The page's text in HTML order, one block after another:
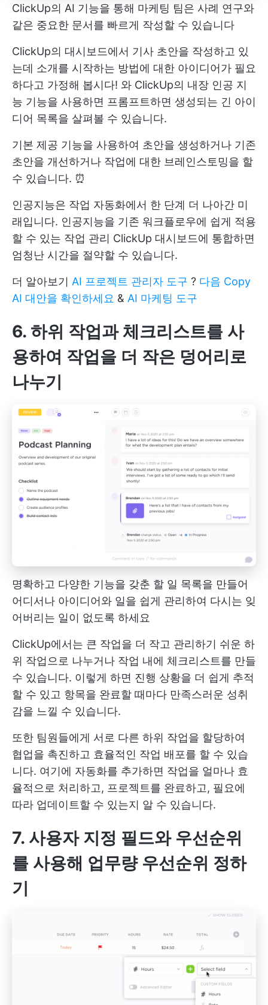
ClickUp의 AI 기능을 통해 마케팅 팀은 사례 연구와
같은 중요한 문서를 빠르게 작성할 수 있습니다
ClickUp의 대시보드에서 기사 초안을 작성하고 있
는데 소개를 시작하는 방법에 대한 아이디어가 필요
하다고 가정해 봅시다! 와 ClickUp의 내장 인공 지
능 기능을 사용하면 프롬프트하면 생성되는 긴 아이
디어 목록을 살펴볼 수 있습니다.
기본 제공 기능을 사용하여 초안을 생성하거나 기존
초안을 개선하거나 작업에 대한 브레인스토밍을 할
수 있습니다. ⏰
인공지능은 작업 자동화에서 한 단계 더 나아간 미
래입니다. 인공지능을 기존 워크플로우에 쉽게 적용
할 수 있는 작업 관리 ClickUp 대시보드에 통합하면
엄청난 시간을 절약할 수 있습니다.
더 알아보기 AI 프로젝트 관리자 도구 ? 다음 Copy
AI 대안을 확인하세요 & AI 마케팅 도구
6. 하위 작업과 체크리스트를 사
용하여 작업을 더 작은 덩어리로
나누기
명확하고 다양한 기능을 갖춘 할 일 목록을 만들어
어디서나 아이디어와 일을 쉽게 관리하여 다시는 잊
어버리는 일이 없도록 하세요
ClickUp에서는 큰 작업을 더 작고 관리하기 쉬운 하
위 작업으로 나누거나 작업 내에 체크리스트를 만들
수 있습니다. 이렇게 하면 진행 상황을 더 쉽게 추적
할 수 있고 항목을 완료할 때마다 만족스러운 성취
감을 느낄 수 있습니다.
또한 팀원들에게 서로 다른 하위 작업을 할당하여
협업을 촉진하고 효율적인 작업 배포를 할 수 있습
니다. 여기에 자동화를 추가하면 작업을 얼마나 효
율적으로 처리하고, 프로젝트를 완료하고, 필요에
따라 업데이트할 수 있는지 알 수 있습니다.
7. 사용자 지정 필드와 우선순위
를 사용해 업무량 우선순위 정하
기